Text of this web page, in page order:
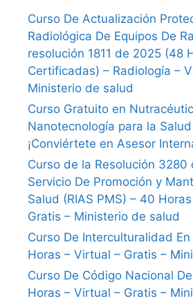
Curso De Actualización
Radiológica De Equipos De
resolución 1811 de 2025 (48
Certificadas) – Radiología –
Ministerio de salud
Curso Gratuito en
Nanotecnología para la
¡Conviértete en Asesor
Curso de la Resolución 3280
Servicio De Promoción y
Salud (RIAS PMS) – 40
Gratis – Ministerio de salud
Curso De Interculturalidad
Horas – Virtual – Gratis –
Curso De Código Nacional
Horas – Virtual – Gratis –